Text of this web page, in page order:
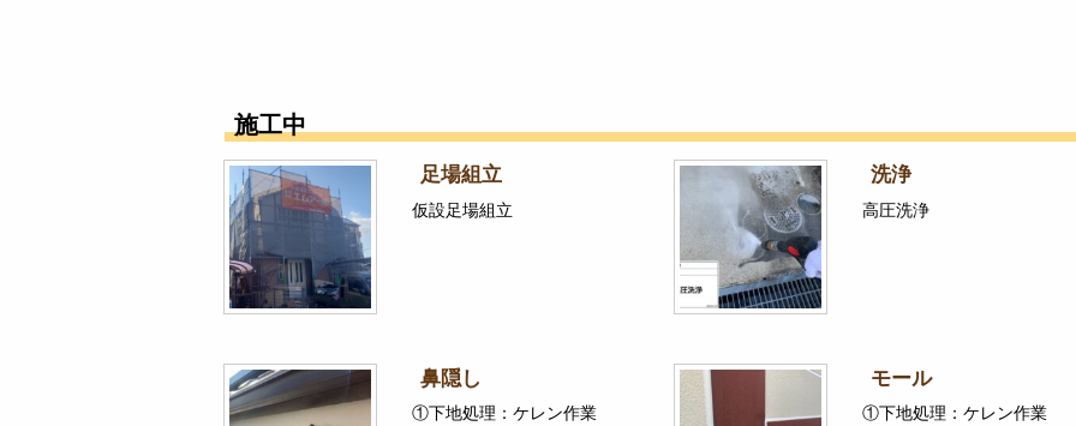
施工中
足場組立
仮設足場組立
洗浄
高圧洗浄
鼻隠し
①下地処理：ケレン作業
モール
①下地処理：ケレン作業